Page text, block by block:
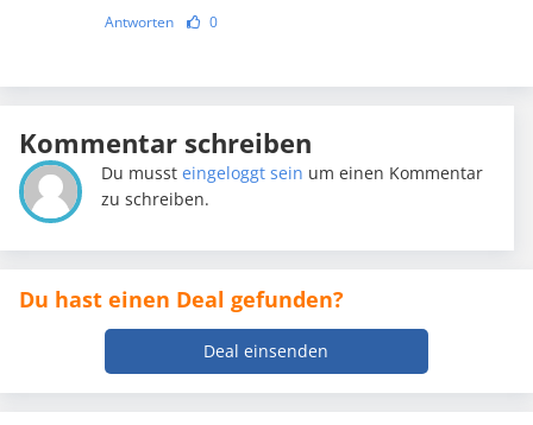
Antworten 0
Kommentar schreiben
Du mussteingeloggt sein um einen Kommentar
zu schreiben.
Du hast einen Deal gefunden?
Deal einsenden